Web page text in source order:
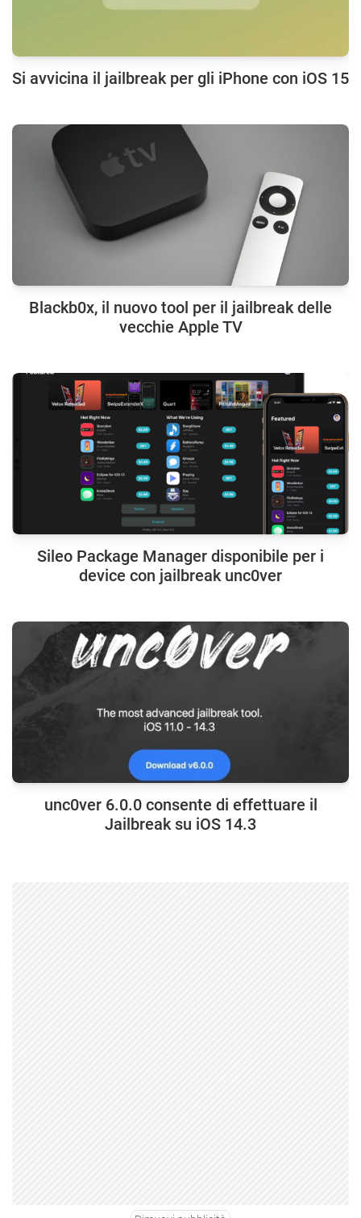
Si avvicina il jailbreak per gli iPhone con iOS 15
Blackb0x, il nuovo tool per il jailbreak delle
vecchie Apple TV
Sileo Package Manager disponibile per i
device con jailbreak unc0ver
unc0ver 6.0.0 consente di effettuare il
Jailbreak su iOS 14.3